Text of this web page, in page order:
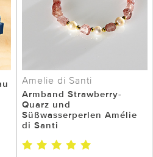
Amelie di Santi
Armband Strawberry-
Quarz und
Süßwasserperlen Amélie
di Santi